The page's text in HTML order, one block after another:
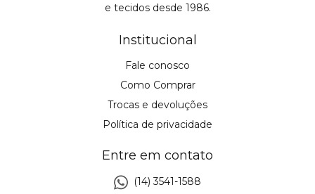
e tecidos desde 1986.
Institucional
Fale conosco
Como Comprar
Trocas e devoluções
Política de privacidade
Entre em contato
(14) 3541-1588